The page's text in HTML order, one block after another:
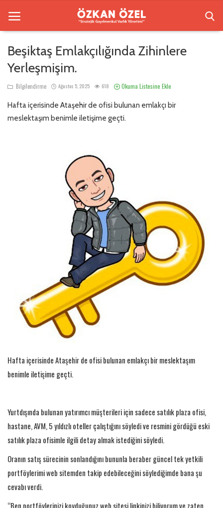
Anasayfa
Beşiktaş Rezidansları
İletişim
Beşiktaş Emlakçılığında Zihinlere
Yerleşmişim.
Bilgilendirme Ağustos 5, 2025 618 Okuma Listesine Ekle
Hafta içerisinde Ataşehir de ofisi bulunan emlakçı bir
meslektaşım benimle iletişime geçti.
Hafta içerisinde Ataşehir de ofisi bulunan emlakçı bir meslektaşım
benimle iletişime geçti.
Yurtdışında bulunan yatırımcı müşterileri için sadece satılık plaza ofisi,
hastane, AVM, 5 yıldızlı oteller çalıştığını söyledi ve resmini gördüğü eski
satılık plaza ofisimle ilgili detay almak istediğini söyledi.
Oranın satış sürecinin sonlandığını bununla beraber güncel tek yetkili
portföylerimi web sitemden takip edebileceğini söylediğimde bana şu
cevabı verdi.
“Ben portföylerinizi koyduğunuz web sitesi linkinizi biliyorum ve zaten